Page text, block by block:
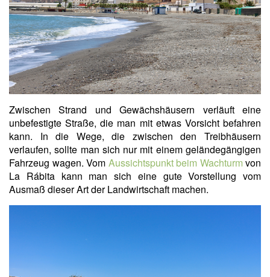
Zwischen Strand und Gewächshäusern verläuft eine
unbefestigte Straße, die man mit etwas Vorsicht befahren
kann. In die Wege, die zwischen den Treibhäusern
verlaufen, sollte man sich nur mit einem geländegängigen
Fahrzeug wagen. Vom Aussichtspunkt beim Wachturm von
La Rábita kann man sich eine gute Vorstellung vom
Ausmaß dieser Art der Landwirtschaft machen.